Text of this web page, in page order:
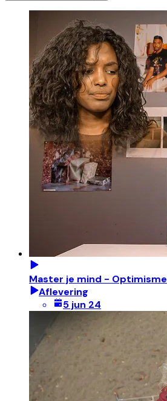
Master je mind - Optimisme
Aflevering
5 jun 24